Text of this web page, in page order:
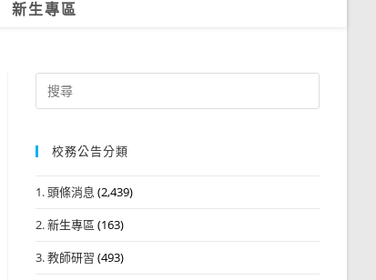
新生專區
Search
for:
校務公告分類
1. 頭條消息 (2,439)
2. 新生專區 (163)
3. 教師研習 (493)